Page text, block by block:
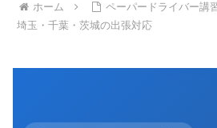
ホーム
ペーパードライバー講
埼玉・千葉・茨城の出張対応